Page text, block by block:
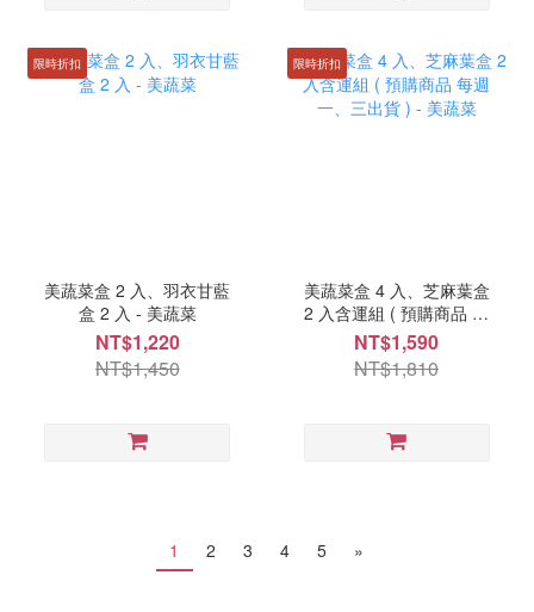
限時折扣
美蔬菜盒 2 入、羽衣甘藍
盒 2 入 - 美蔬菜
NT$1,220
NT$1,450
限時折扣
美蔬菜盒 4 入、芝麻葉盒
2 入含運組 ( 預購商品 每
週一、三出貨 ) - 美蔬菜
NT$1,590
NT$1,810
1 2 3 4 5 »